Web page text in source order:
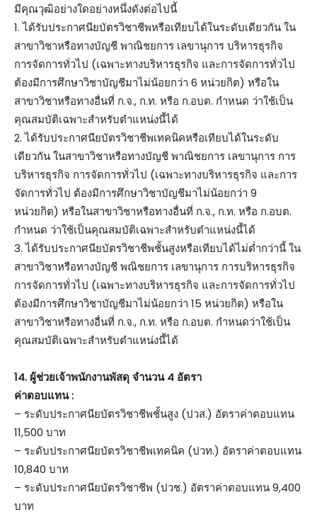
มีคุณวุฒิอย่างใดอย่างหนึ่งดังต่อไปนี้
1. ได้รับประกาศนียบัตรวิชาชีพหรือเทียบได้ในระดับเดียวกัน ใน
สาขาวิชาหรือทางบัญชี พาณิชยการ เลขานุการ บริหารธุรกิจ
การจัดการทั่วไป (เฉพาะทางบริหารธุรกิจ และการจัดการทั่วไป
ต้องมีการศึกษาวิชาบัญชีมาไม่น้อยกว่า 6 หน่วยกิต) หรือใน
สาขาวิชาหรือทางอื่นที่ ก.จ., ก.ท. หรือ ก.อบต. กำหนด ว่าใช้เป็น
คุณสมบัติเฉพาะสำหรับตำแหน่งนี้ได้
2. ได้รับประกาศนียบัตรวิชาชีพเทคนิคหรือเทียบได้ในระดับ
เดียวกัน ในสาขาวิชาหรือทางบัญชี พาณิชยการ เลขานุการ การ
บริหารธุรกิจ การจัดการทั่วไป (เฉพาะทางบริหารธุรกิจ และการ
จัดการทั่วไป ต้องมีการศึกษาวิชาบัญชีมาไม่น้อยกว่า 9
หน่วยกิต) หรือในสาขาวิชาหรือทางอื่นที่ ก.จ., ก.ท. หรือ ก.อบต.
กำหนด ว่าใช้เป็นคุณสมบัติเฉพาะสำหรับตำแหน่งนี้ได้
3. ได้รับประกาศนียบัตรวิชาชีพชั้นสูงหรือเทียบได้ไม่ต่ำกว่านี้ ใน
สาขาวิชาหรือทางบัญชี พณิชยการ เลขานุการ การบริหารธุรกิจ
การจัดการทั่วไป (เฉพาะทางบริหารธุรกิจ และการจัดการทั่วไป
ต้องมีการศึกษาวิชาบัญชีมาไม่น้อยกว่า 15 หน่วยกิต) หรือใน
สาขาวิชาหรือทางอื่นที่ ก.จ., ก.ท. หรือ ก.อบต. กำหนดว่าใช้เป็น
คุณสมบัติเฉพาะสำหรับตำแหน่งนี้ได้
14. ผู้ช่วยเจ้าพนักงานพัสดุ จำนวน 4 อัตรา
ค่าตอบแทน :
– ระดับประกาศนียบัตรวิชาชีพชั้นสูง (ปวส.) อัตราค่าตอบแทน
11,500 บาท
– ระดับประกาศนียบัตรวิชาชีพเทคนิค (ปวท.) อัตราค่าตอบแทน
10,840 บาท
– ระดับประกาศนียบัตรวิชาชีพ (ปวช.) อัตราค่าตอบแทน 9,400
บาท